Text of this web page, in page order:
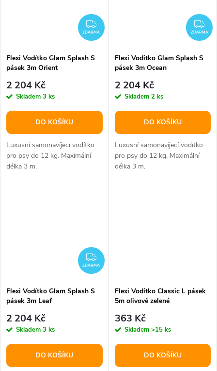
ZDARMA
ZDARMA
Flexi Vodítko Glam Splash S
pásek 3m Orient
2 204 Kč
Skladem 3 ks
DO KOŠÍKU
Luxusní samonavíjecí vodítko
pro psy do 12 kg. Maximální
délka 3 m.
ZDARMA
Flexi Vodítko Glam Splash S
pásek 3m Ocean
2 204 Kč
Skladem 2 ks
DO KOŠÍKU
Luxusní samonavíjecí vodítko
pro psy do 12 kg. Maximální
délka 3 m.
ZDARMA
ZDARMA
Flexi Vodítko Glam Splash S
pásek 3m Leaf
2 204 Kč
Skladem 3 ks
DO KOŠÍKU
Flexi Vodítko Classic L pásek
5m olivově zelené
363 Kč
Skladem >15 ks
DO KOŠÍKU